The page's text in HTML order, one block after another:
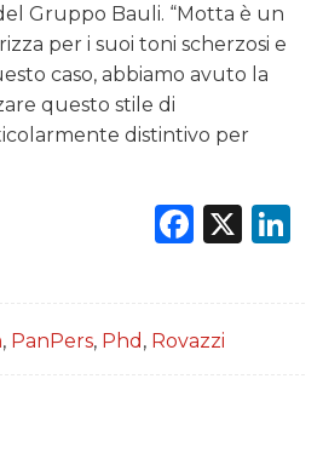
Gruppo Bauli. “Motta è un
per i suoi toni scherzosi e
caso, abbiamo avuto la
questo stile di
distintivo per
X
, PanPers, Phd , Rovazzi